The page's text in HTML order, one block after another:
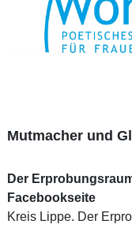
Mutmacher und
Der
Facebookseite
Kreis Lippe. Der